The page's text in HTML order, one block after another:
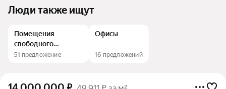
Люди также ищут
Помещения
свободного
назначения
51 предложение
Офисы
16 предложений